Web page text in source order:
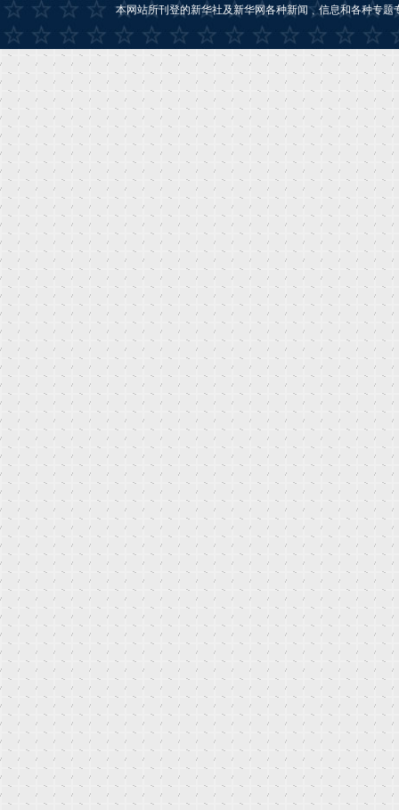
本网站所刊登的新华社及新华网各种新闻﹑信息和各种专